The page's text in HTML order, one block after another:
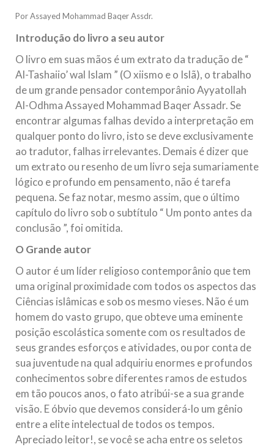
(A.S.)
Em nome de Deus, o Clemente, o Misericordioso! Diante da
data em que relembramos o martírio do quarto Imam dos
muçulmanos, o Imam Ali Ibn Al-Hussein Ibn Ali Ibn Abi Táleb
(A.S.), conhecido por “Zein Al-Ábidin” (Formosura
NOTÍCIAS
Centro Islâmico no Brasil recebe o ex-
ministro das Relações Exteriores da
Na noite da quinta-feira, 03 de Abril, o Centro Islâmico no
Brasil recebeu em sua sede, em São Paulo, o ex-ministro das
Kharrazi, que encontra-se visitando
Por Assayed Mohammad Baqer Assdr.
Introdução do livro a seu autor
O livro em suas mãos é um extrato da tradução de “
Al-Tashaiio’ wal Islam ” (O xiismo e o Islã), o trabalho
de um grande pensador contemporânio Ayyatollah
Al-Odhma Assayed Mohammad Baqer Assadr. Se
encontrar algumas falhas devido a interpretação em
qualquer ponto do livro, isto se deve exclusivamente
ao tradutor, falhas irrelevantes. Demais é dizer que
um extrato ou resenho de um livro seja sumariamente
lógico e profundo em pensamento, não é tarefa
pequena. Se faz notar, mesmo assim, que o último
capítulo do livro sob o subtítulo “ Um ponto antes da
conclusão ”, foi omitida.
O Grande autor
O autor é um líder religioso contemporânio que tem
uma original proximidade com todos os aspectos das
Ciências islâmicas e sob os mesmo vieses. Não é um
homem do vasto grupo, que obteve uma eminente
posição escolástica somente com os resultados de
seus grandes esforços e atividades, ou por conta de
sua juventude na qual adquiriu enormes e profundos
conhecimentos sobre diferentes ramos de estudos
em tão poucos anos, o fato atribúi-se a sua grande
visão. E óbvio que devemos considerá-lo um gênio
entre a elite intelectual de todos os tempos.
Apreciado leitor!, se você se acha entre os seletos